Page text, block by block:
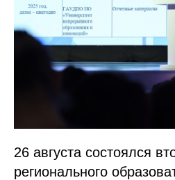
26 августа состоялся
регионального